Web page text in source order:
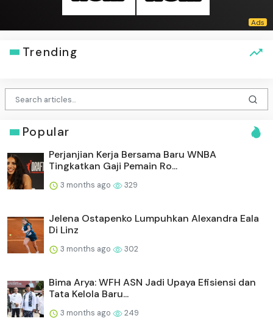
Trending
Popular
Perjanjian Kerja Bersama Baru WNBA
Tingkatkan Gaji Pemain Ro...
3 months ago 329
Jelena Ostapenko Lumpuhkan Alexandra Eala
Di Linz
3 months ago 302
Bima Arya: WFH ASN Jadi Upaya Efisiensi dan
Tata Kelola Baru...
3 months ago 249